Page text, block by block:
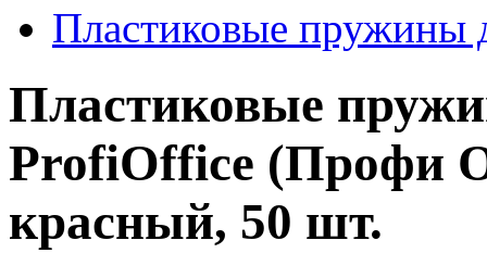
Пластиковые пружины
Пластиковые
ProfiOffice (Профи
красный, 50 шт.